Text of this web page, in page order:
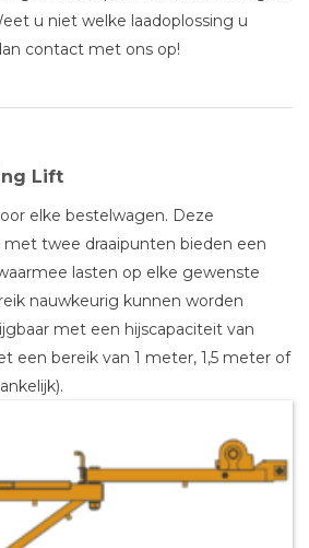
u niet welke laadoplossing u
contact met ons op!
Lift
elke bestelwagen. Deze
met twee draaipunten bieden een
lasten op elke gewenste
nauwkeurig kunnen worden
met een hijscapaciteit van
een bereik van 1 meter, 1,5 meter of